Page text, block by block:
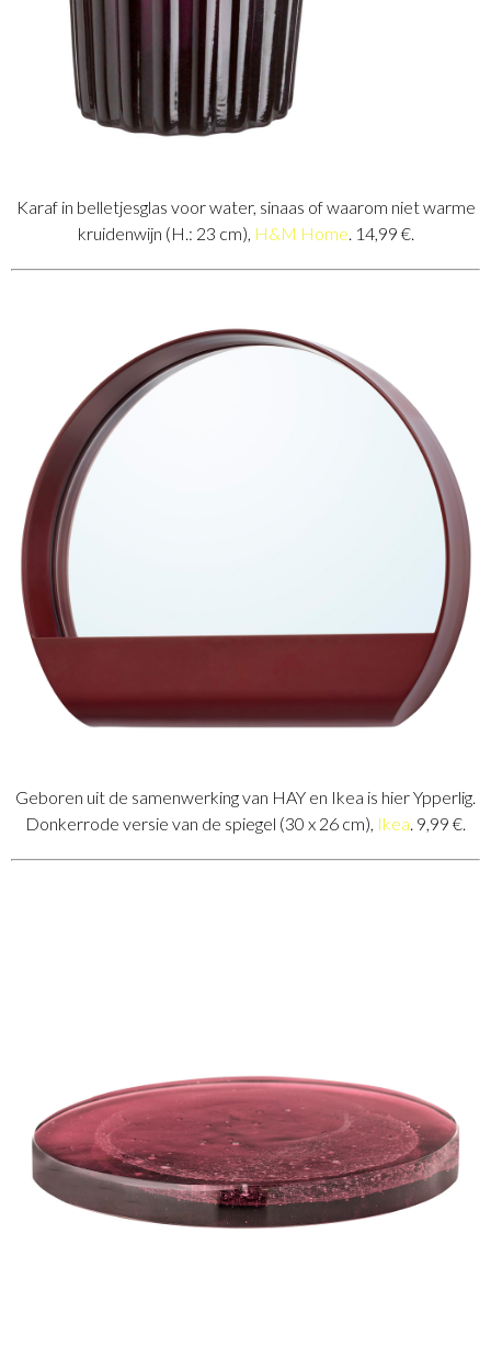
Karaf in belletjesglas voor water, sinaas of waarom niet warme
kruidenwijn (H.: 23 cm), H&M Home. 14,99 €.
Geboren uit de samenwerking van HAY en Ikea is hier Ypperlig.
Donkerrode versie van de spiegel (30 x 26 cm), Ikea. 9,99 €.